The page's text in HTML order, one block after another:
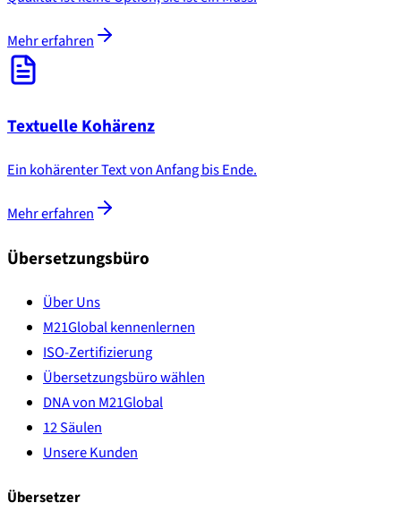
Mehr erfahren
Textuelle Kohärenz
Ein kohärenter Text von Anfang bis Ende.
Mehr erfahren
Übersetzungsbüro
Über Uns
M21Global kennenlernen
ISO-Zertifizierung
Übersetzungsbüro wählen
DNA von M21Global
12 Säulen
Unsere Kunden
Übersetzer